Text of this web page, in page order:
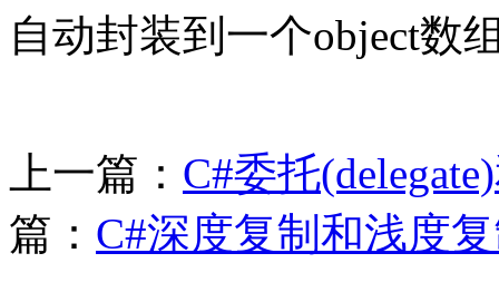
自动封装到一个object数
上一篇： C#委托
篇： C#深度复制和浅度